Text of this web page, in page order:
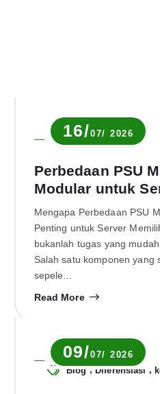
16/07/ 2026
Novia Rachma Blog
Perbedaan PSU
Modular untuk
Mengapa Perbedaan PSU
Penting untuk Server
bukanlah tugas yang
Salah satu komponen yang
sepele…
Read More
09/07/ 2026
Novia Rachma
Blog , Diferensiasi ,